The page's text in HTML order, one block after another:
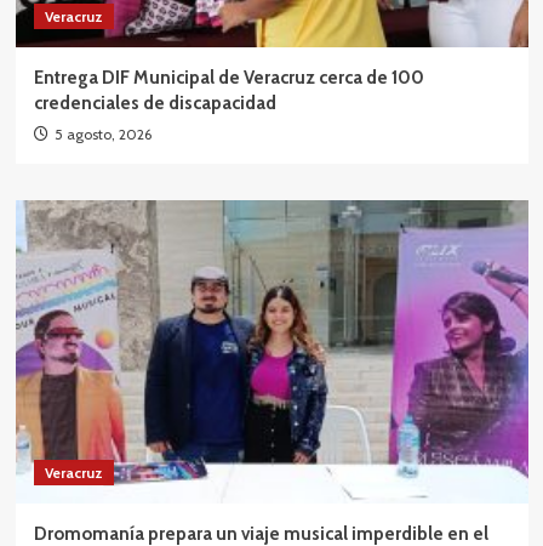
Veracruz
Entrega DIF Municipal de Veracruz cerca de 100
credenciales de discapacidad
5 agosto, 2026
Veracruz
Dromomanía prepara un viaje musical imperdible en el